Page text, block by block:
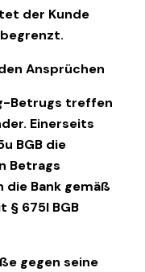
der Kunde
Ansprüchen
Betrugs treffen
Einerseits
BGB die
Betrags
die Bank gemäß
§ 675l BGB
gegen seine